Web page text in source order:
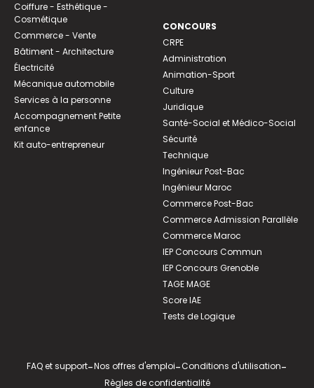
Coiffure - Esthétique -
Cosmétique
Commerce - Vente
Bâtiment - Architecture
Électricité
Mécanique automobile
Services à la personne
Accompagnement Petite
enfance
Kit auto-entrepreneur
CONCOURS
CRPE
Administration
Animation-Sport
Culture
Juridique
Santé-Social et Médico-Social
Sécurité
Technique
Ingénieur Post-Bac
Ingénieur Maroc
Commerce Post-Bac
Commerce Admission Parallèle
Commerce Maroc
IEP Concours Commun
IEP Concours Grenoble
TAGE MAGE
Score IAE
Tests de Logique
FAQ et support-Nos offres d'emploi-Conditions d'utilisation-
Règles de confidentialité